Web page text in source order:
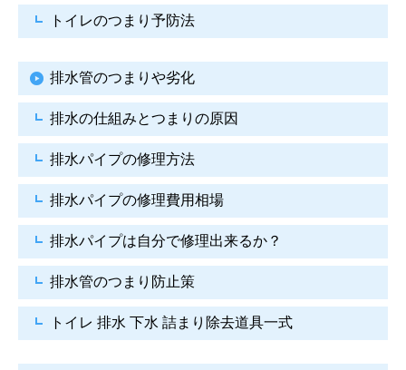
トイレのつまり予防法
排水管のつまりや劣化
排水の仕組みとつまりの原因
排水パイプの修理方法
排水パイプの修理費用相場
排水パイプは自分で修理出来るか？
排水管のつまり防止策
トイレ 排水 下水 詰まり除去道具一式